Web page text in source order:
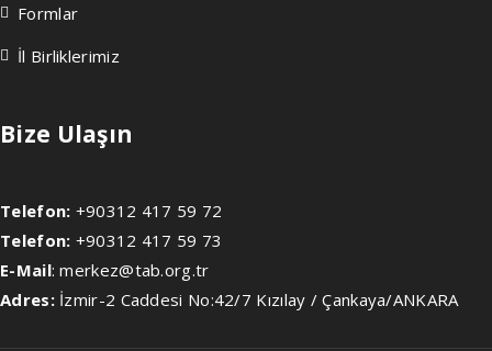
Formlar
İl Birliklerimiz
Bize Ulaşın
Telefon: +90312 417 59 72
Telefon: +90312 417 59 73
E-Mail:merkez@tab.org.tr
Adres: İzmir-2 Caddesi No:42/7 Kızılay / Çankaya/ANKARA